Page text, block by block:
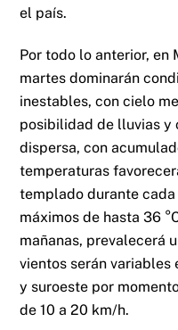
el país.
Por todo lo anterior, en
martes dominarán
inestables, con cielo
posibilidad de lluvias y
dispersa, con
temperaturas
templado durante
máximos de hasta 36
mañanas, prevalecerá
vientos serán variables
y suroeste por
de 10 a 20 km/h.